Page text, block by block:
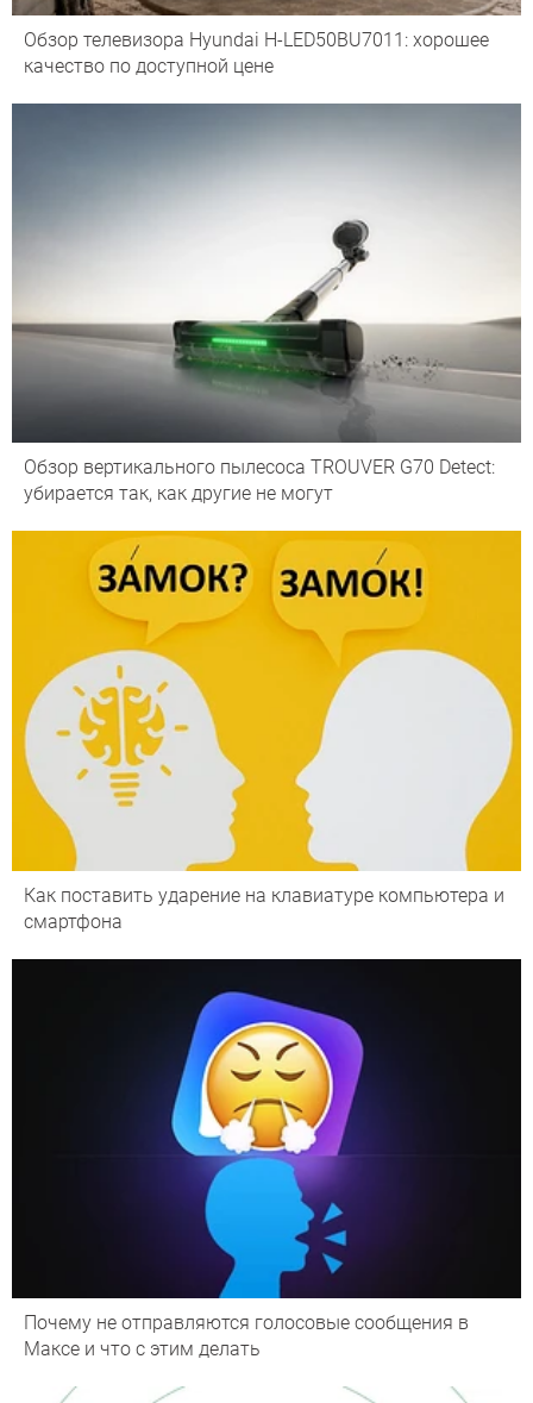
Обзор телевизора Hyundai H-LED50BU7011: хорошее
качество по доступной цене
Обзор вертикального пылесоса TROUVER G70 Detect:
убирается так, как другие не могут
Как поставить ударение на клавиатуре компьютера и
смартфона
Почему не отправляются голосовые сообщения в
Максе и что с этим делать